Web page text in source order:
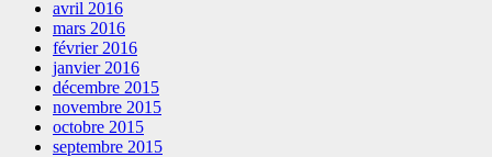
avril 2016
mars 2016
février 2016
janvier 2016
décembre 2015
novembre 2015
octobre 2015
septembre 2015